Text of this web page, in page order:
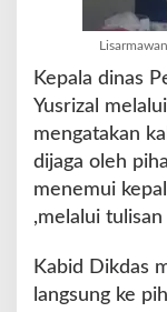
Kepala dinas
Yusrizal
mengatakan
dijaga oleh
menemui
,melalui
Kabid Dikdas
langsung ke